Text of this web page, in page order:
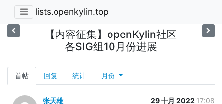
lists.openkylin.top
【内容征集】openKylin社区
各SIG组10月份进展
首帖 回复 统计 月份
张天雄 29 十月 2022 17:08